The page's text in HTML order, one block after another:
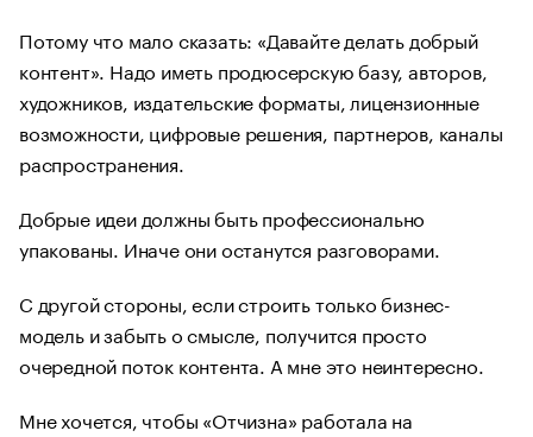
Потому что мало сказать: «Давайте делать добрый
контент». Надо иметь продюсерскую базу, авторов,
художников, издательские форматы, лицензионные
возможности, цифровые решения, партнеров, каналы
распространения.
Добрые идеи должны быть профессионально
упакованы. Иначе они останутся разговорами.
С другой стороны, если строить только бизнес-
модель и забыть о смысле, получится просто
очередной поток контента. А мне это неинтересно.
Мне хочется, чтобы «Отчизна» работала на